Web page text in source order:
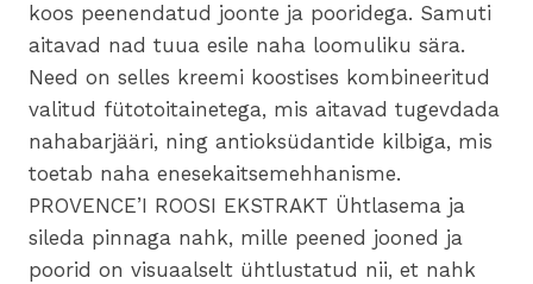
koos peenendatud joonte ja pooridega. Samuti
aitavad nad tuua esile naha loomuliku sära.
Need on selles kreemi koostises kombineeritud
valitud fütotoitainetega, mis aitavad tugevdada
nahabarjääri, ning antioksüdantide kilbiga, mis
toetab naha enesekaitsemehhanisme.
PROVENCE’I ROOSI EKSTRAKT Ühtlasema ja
sileda pinnaga nahk, mille peened jooned ja
poorid on visuaalselt ühtlustatud nii, et nahk